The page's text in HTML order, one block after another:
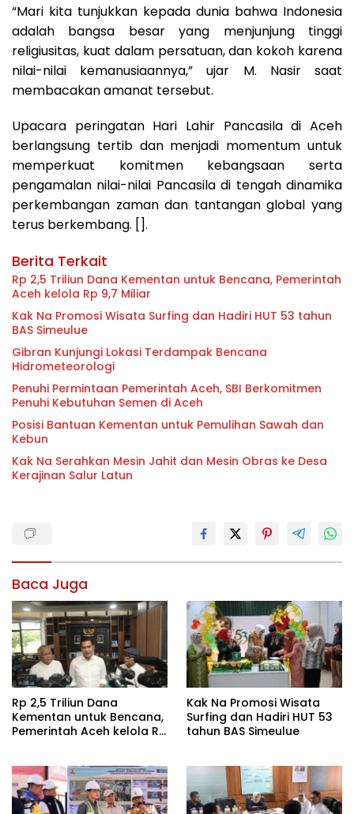
“Mari kita tunjukkan kepada dunia bahwa Indonesia
adalah bangsa besar yang menjunjung tinggi
religiusitas, kuat dalam persatuan, dan kokoh karena
nilai-nilai kemanusiaannya,” ujar M. Nasir saat
membacakan amanat tersebut.
Upacara peringatan Hari Lahir Pancasila di Aceh
berlangsung tertib dan menjadi momentum untuk
memperkuat komitmen kebangsaan serta
pengamalan nilai-nilai Pancasila di tengah dinamika
perkembangan zaman dan tantangan global yang
terus berkembang. [].
Berita Terkait
Rp 2,5 Triliun Dana Kementan untuk Bencana, Pemerintah
Aceh kelola Rp 9,7 Miliar
Kak Na Promosi Wisata Surfing dan Hadiri HUT 53 tahun
BAS Simeulue
Gibran Kunjungi Lokasi Terdampak Bencana
Hidrometeorologi
Penuhi Permintaan Pemerintah Aceh, SBI Berkomitmen
Penuhi Kebutuhan Semen di Aceh
Posisi Bantuan Kementan untuk Pemulihan Sawah dan
Kebun
Kak Na Serahkan Mesin Jahit dan Mesin Obras ke Desa
Kerajinan Salur Latun
Baca Juga
Rp 2,5 Triliun Dana
Kementan untuk Bencana,
Pemerintah Aceh kelola Rp
Kak Na Promosi Wisata
Surfing dan Hadiri HUT 53
tahun BAS Simeulue